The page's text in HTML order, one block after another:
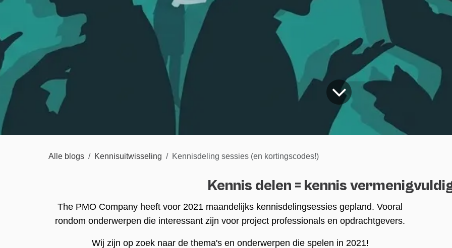
Alle blogs Kennisuitwisseling Kennisdeling sessies (en kortingscodes!)
Kennis delen = kennis
The PMO Company heeft voor 2021 maandelijks kennisdelingsessies gepland. Vooral
rondom onderwerpen die interessant zijn voor project professionals en opdrachtgevers.
Wij zijn op zoek naar de thema's en onderwerpen die spelen in 2021!